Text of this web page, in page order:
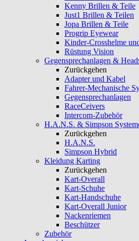
Kenny Brillen & Teile
Just1 Brillen & Teilen
Jopa Brillen & Teile
Progrip Eyewear
Kinder-Crosshelme
Rüstung Vision
Gegensprechanlagen &
Zurückgehen
Adapter und Kabel
Fahrer-Mechanische
Gegensprechanlagen
RaceCeivers
Intercom-Zubehör
H.A.N.S. & Simpson
Zurückgehen
H.A.N.S.
Simpson Hybrid
Kleidung Karting
Zurückgehen
Kart-Overall
Kart-Schuhe
Kart-Handschuhe
Kart-Overall Junior
Nackenriemen
Beschützer
Zubehör